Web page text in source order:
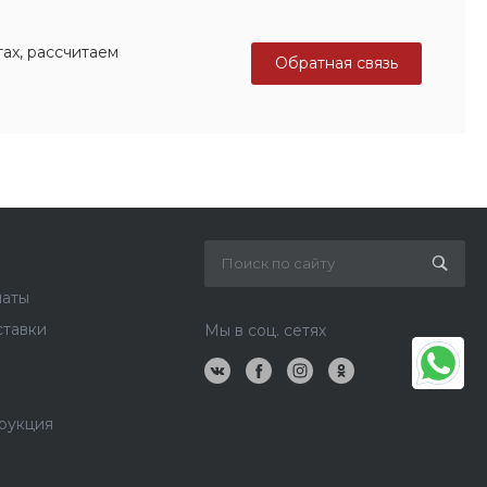
рассчитаем
Обратная связь
Мы в соц. сетях